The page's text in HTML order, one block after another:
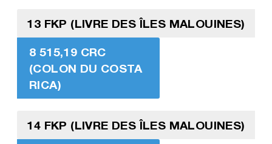
13 FKP (LIVRE DES ÎLES MALOUINES)
8 515,19 CRC
(COLON DU COSTA
RICA)
14 FKP (LIVRE DES ÎLES MALOUINES)